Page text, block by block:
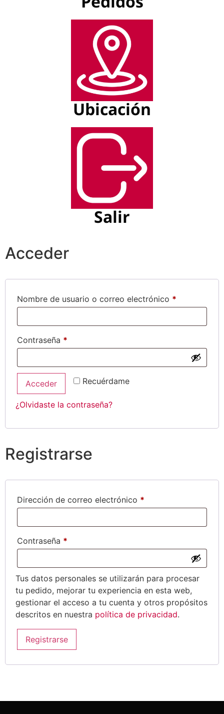
Ubicación
Salir
Acceder
Nombre de usuario o correo electrónico *
Contraseña *
Recuérdame
Acceder
¿Olvidaste la contraseña?
Registrarse
Dirección de correo electrónico *
Contraseña *
Tus datos personales se utilizarán para procesar
tu pedido, mejorar tu experiencia en esta web,
gestionar el acceso a tu cuenta y otros propósitos
descritos en nuestra política de privacidad.
Registrarse